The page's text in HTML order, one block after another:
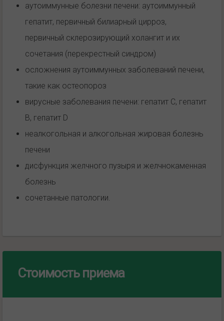
аутоиммунные болезни печени: аутоиммунный
гепатит, первичный билиарный цирроз,
первичный склерозирующий холангит и их
сочетания (перекрестный синдром)
осложнения аутоиммунных заболеваний печени,
такие как остеопороз
вирусные заболевания печени: гепатит С, гепатит
В, гепатит D
неалкогольная и алкогольная жировая болезнь
печени
дисфункция желчного пузыря и желчнокаменная
болезнь
сочетанные патологии.
Стоимость приема